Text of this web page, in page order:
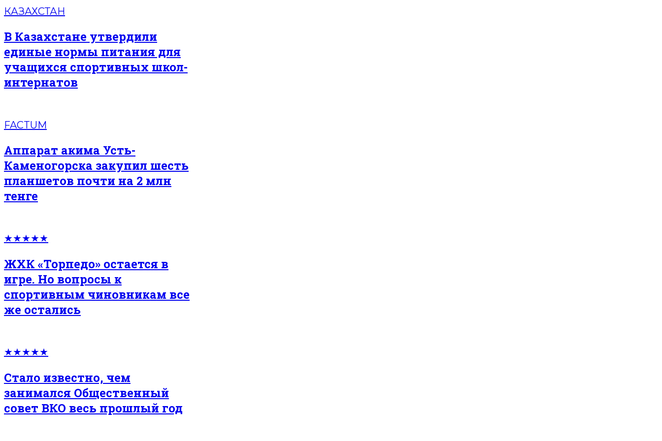
КАЗАХСТАН
В Казахстане утвердили
единые нормы питания для
учащихся спортивных школ-
интернатов
FACTUM
Аппарат акима Усть-
Каменогорска закупил шесть
планшетов почти на 2 млн
тенге
★★★★★
ЖХК «Торпедо» остается в
игре. Но вопросы к
спортивным чиновникам все
же остались
★★★★★
Стало известно, чем
занимался Общественный
совет ВКО весь прошлый год